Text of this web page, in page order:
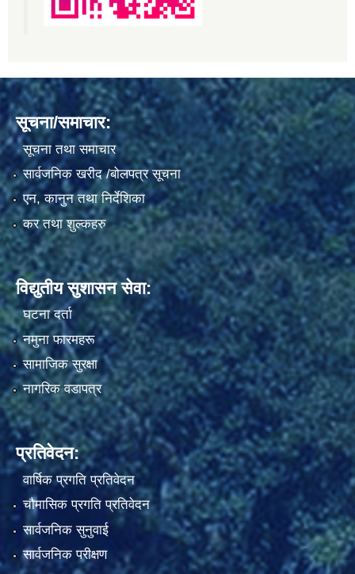
सूचना/समाचार:
सूचना तथा समाचार
सार्वजनिक खरीद /बोलपत्र सूचना
एन, कानुन तथा निर्देशिका
कर तथा शुल्कहरु
विद्युतीय सुशासन सेवा:
घटना दर्ता
नमुना फारमहरू
सामाजिक सुरक्षा
नागरिक वडापत्र
प्रतिवेदन:
वार्षिक प्रगति प्रतिवेदन
चौमासिक प्रगति प्रतिवेदन
सार्वजनिक सुनुवाई
सार्वजनिक परीक्षण